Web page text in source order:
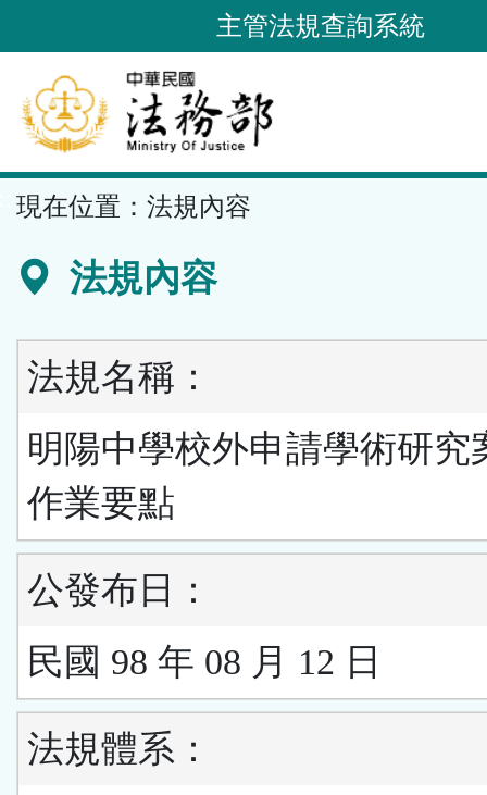
到
要
內
容
區
主管法規查詢系統
現在位置： 法規內容
法規內容
法規名稱：
明陽中學校外申請學術研究
作業要點
公發布日：
民國 98 年 08 月 12 日
法規體系：